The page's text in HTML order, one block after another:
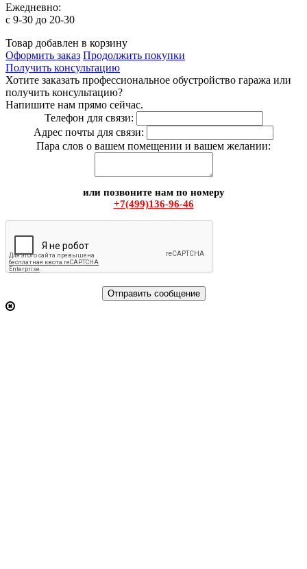
Ежедневно:
c 9-30 до 20-30
Товар добавлен в корзину
Оформить заказ Продолжить покупки
Получить консультацию
Хотите заказать профессиональное обустройство гаража или
получить консультацию?
Напишите нам прямо сейчас.
Телефон для связи:
Адрес почты для связи:
Пара слов о вашем помещении и вашем желании:
или позвоните нам по номеру
+7(499)136-96-46